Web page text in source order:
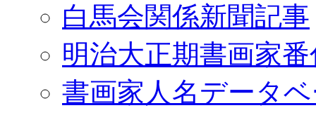
白馬会関係新聞記事
明治大正期書画家
書画家人名データ